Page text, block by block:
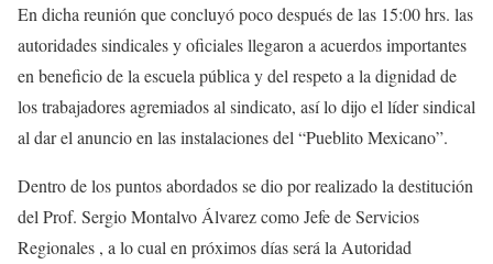
En dicha reunión que concluyó poco después de las 15:00 hrs. las
autoridades sindicales y oficiales llegaron a acuerdos importantes
en beneficio de la escuela pública y del respeto a la dignidad de
los trabajadores agremiados al sindicato, así lo dijo el líder sindical
al dar el anuncio en las instalaciones del “Pueblito Mexicano”.
Dentro de los puntos abordados se dio por realizado la destitución
del Prof. Sergio Montalvo Álvarez como Jefe de Servicios
Regionales , a lo cual en próximos días será la Autoridad